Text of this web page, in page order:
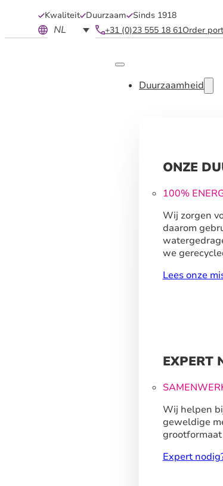
Kwaliteit Duurzaam Sinds 1918
NL +31 (0)23 555 18 61Order
Duurzaamheid
ONZE
100%
Wij zorgen
daarom
we
Lees onze
EXPERT
Wij helpen
geweldige
Expert